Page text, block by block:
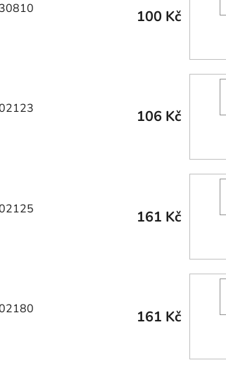
100 Kč
106 Kč
161 Kč
161 Kč